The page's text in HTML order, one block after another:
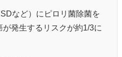
など）にピロリ菌除菌を
発生するリスクが約1/3に